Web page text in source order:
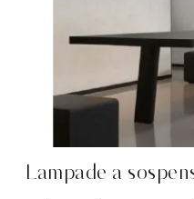
Lampade a